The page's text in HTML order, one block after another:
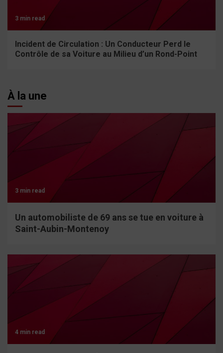
3 min read
Incident de Circulation : Un Conducteur Perd le
Contrôle de sa Voiture au Milieu d’un Rond-Point
À la une
3 min read
Un automobiliste de 69 ans se tue en voiture à
Saint-Aubin-Montenoy
4 min read